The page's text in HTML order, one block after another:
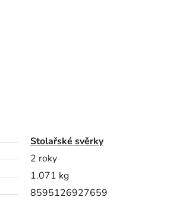
Stolařské svěrky
2 roky
1.071 kg
8595126927659